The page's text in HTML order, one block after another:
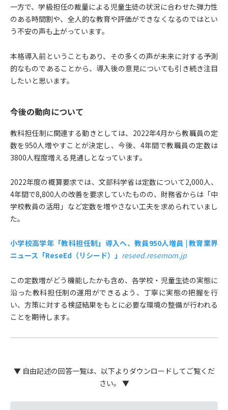
一方で、学級担任の裁量による児童生徒の状況に合わせた弾力性
のある時間割や、全人的な教育や評価ができなくなるのではとい
う不安の声も上がっています。
本格導入前ということもあり、その多くの声が未来に対する予測
的なものであることから、導入後の意見についても引き続き注目
したいと思います。
今後の動向について
教科担任制に関連する動きとしては、2022年4月から教職員の定
数を950人増やすことが決定し、今後、4年間で教職員の定数は
3800人程度増える見通しとなっています。
2022年度の概算要求では、文部科学省は定数について2,000人、
4年間で8,800人の改善を要求していたものの、財務省からは「中
学校教員の活用」など定数を増やさない工夫を求められていまし
た。
小学校高学年「教科担任制」導入へ、教員950人増員 | 教育業界
ニュース「ReseEd（リシード）」 reseed.resemom.jp
この定数増がどう機能したかも含め、各学校・児童生徒の実態に
沿った教科担任制の運用ができるよう、丁寧に実態の把握を行
い、方策に対する検証結果をもとに必要な環境の整備が行われる
ことを期待します。
▼ 自由記述の回答一覧は、以下よりダウンロードしてご覧くだ
さい。 ▼